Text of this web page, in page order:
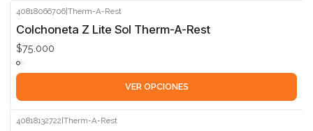
40818066706 |Therm-A-Rest
Colchoneta Z Lite Sol Therm-A-Rest
$75.000
VER OPCIONES
40818132722 |Therm-A-Rest